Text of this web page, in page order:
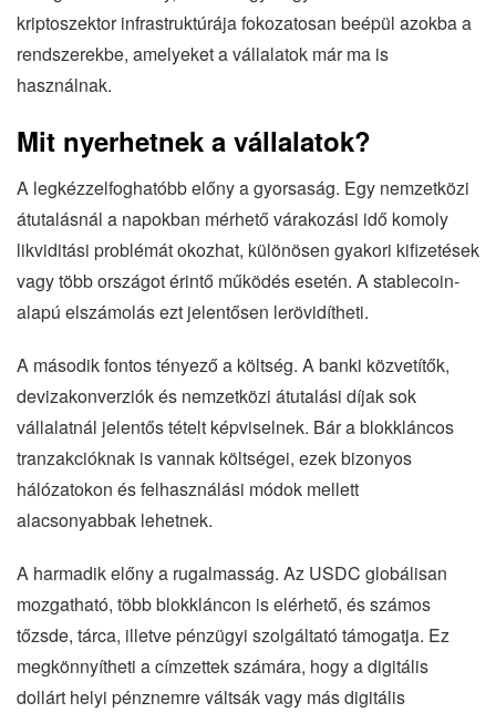
kriptoszektor infrastruktúrája fokozatosan beépül azokba a
rendszerekbe, amelyeket a vállalatok már ma is
használnak.
Mit nyerhetnek a vállalatok?
A legkézzelfoghatóbb előny a gyorsaság. Egy nemzetközi
átutalásnál a napokban mérhető várakozási idő komoly
likviditási problémát okozhat, különösen gyakori kifizetések
vagy több országot érintő működés esetén. A stablecoin-
alapú elszámolás ezt jelentősen lerövidítheti.
A második fontos tényező a költség. A banki közvetítők,
devizakonverziók és nemzetközi átutalási díjak sok
vállalatnál jelentős tételt képviselnek. Bár a blokkláncos
tranzakcióknak is vannak költségei, ezek bizonyos
hálózatokon és felhasználási módok mellett
alacsonyabbak lehetnek.
A harmadik előny a rugalmasság. Az USDC globálisan
mozgatható, több blokkláncon is elérhető, és számos
tőzsde, tárca, illetve pénzügyi szolgáltató támogatja. Ez
megkönnyítheti a címzettek számára, hogy a digitális
dollárt helyi pénznemre váltsák vagy más digitális